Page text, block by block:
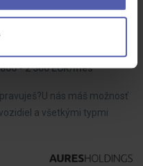
(Bratislava)
- 2 500 EUR/mes
nás máš možnosť
a všetkými typmi